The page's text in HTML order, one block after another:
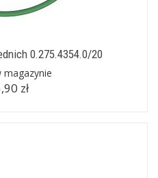
0.275.4354.0/20
magazynie
zł